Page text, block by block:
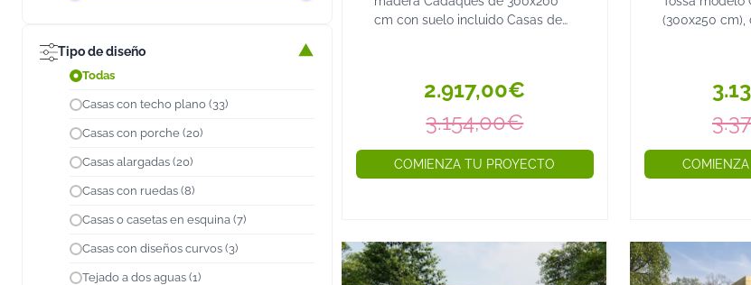
Tipo de diseño
Todas
Casas con techo plano (33)
Casas con porche (20)
Casas alargadas (20)
Casas con ruedas (8)
Casas o casetas en esquina (7)
Casas con diseños curvos (3)
Tejado a dos aguas (1)
cm con suelo incluido Casas de
nórdico Las casas de m...
2.917,00€
3.154,00€
COMIENZA TU PROYECTO
(300x250